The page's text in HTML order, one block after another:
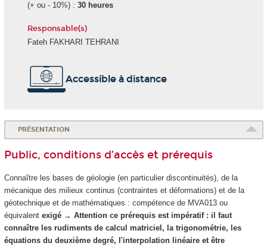
(+ ou - 10%) : 30 heures
Responsable(s)
Fateh FAKHARI TEHRANI
Accessible à distance
PRÉSENTATION
Public, conditions d’accès et prérequis
Connaître les bases de géologie (en particulier discontinuités), de la
mécanique des milieux continus (contraintes et déformations) et de la
géotechnique et de mathématiques : compétence de MVA013 ou
équivalent exigé → Attention ce prérequis est impératif : il faut
connaître les rudiments de calcul matriciel, la trigonométrie, les
équations du deuxième degré, l'interpolation linéaire et être